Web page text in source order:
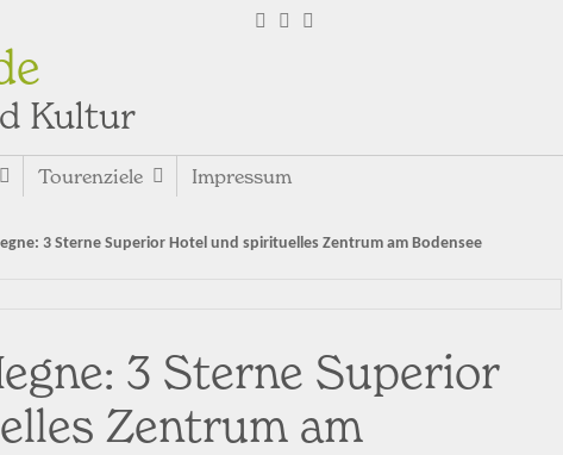
Kultur
Tourenziele Impressum
3 Sterne Superior Hotel und spirituelles Zentrum am Bodensee
3 Sterne Superior
Zentrum am